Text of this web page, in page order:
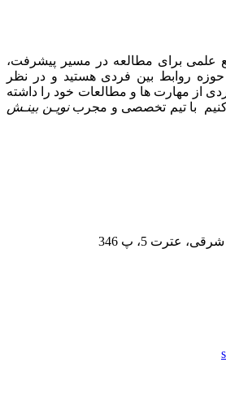
علمی برای مطالعه در مسیر پیشرفت،
روابط بین فردی هستید و در نظر
از مهارت ها و مطالعات خود را داشته
کنیم با تیم تخصصی و مجربنویـن بینـش
عترت 5، پ 346